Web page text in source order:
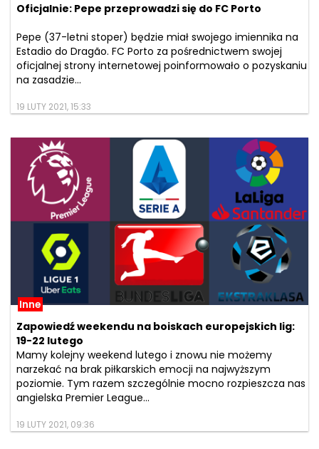
Oficjalnie: Pepe przeprowadzi się do FC Porto
Pepe (37-letni stoper) będzie miał swojego imiennika na
Estadio do Dragão. FC Porto za pośrednictwem swojej
oficjalnej strony internetowej poinformowało o pozyskaniu
na zasadzie...
19 LUTY 2021, 15:33
Inne
Zapowiedź weekendu na boiskach europejskich lig:
19-22 lutego
Mamy kolejny weekend lutego i znowu nie możemy
narzekać na brak piłkarskich emocji na najwyższym
poziomie. Tym razem szczególnie mocno rozpieszcza nas
angielska Premier League...
19 LUTY 2021, 09:36